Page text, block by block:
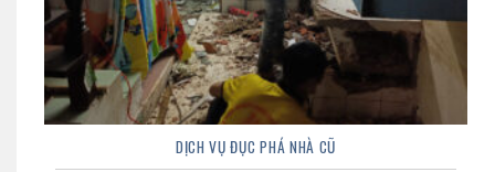
DỊCH VỤ ĐỤC PHÁ NHÀ CŨ